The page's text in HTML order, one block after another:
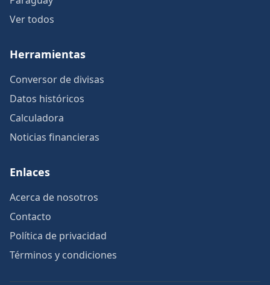
Ver todos
Herramientas
Conversor de divisas
Datos históricos
Calculadora
Noticias financieras
Enlaces
Acerca de nosotros
Contacto
Política de privacidad
Términos y condiciones